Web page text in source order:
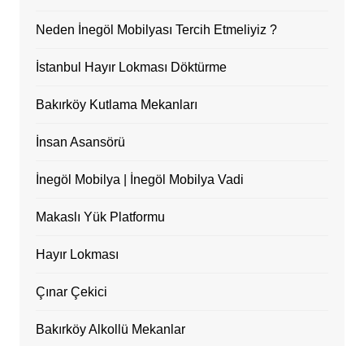
Neden İnegöl Mobilyası Tercih Etmeliyiz ?
İstanbul Hayır Lokması Döktürme
Bakırköy Kutlama Mekanları
İnsan Asansörü
İnegöl Mobilya | İnegöl Mobilya Vadi
Makaslı Yük Platformu
Hayır Lokması
Çınar Çekici
Bakırköy Alkollü Mekanlar